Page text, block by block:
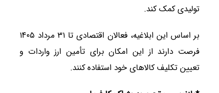
تولیدی کمک کند.
بر اساس این ابلاغیه، فعالان اقتصادی تا ۳۱ مرداد ۱۴۰۵
فرصت دارند از این امکان برای تأمین ارز واردات و
تعیین تکلیف کالاهای خود استفاده کنند.